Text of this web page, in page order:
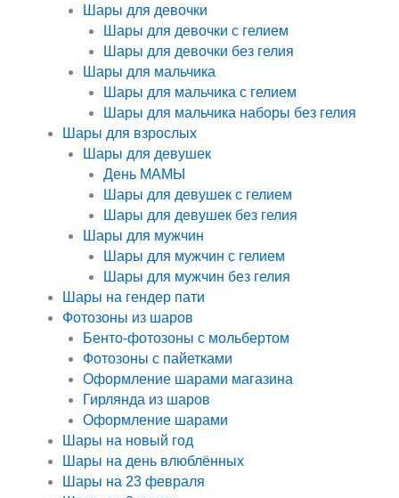
Шары для девочки
Шары для девочки с гелием
Шары для девочки без гелия
Шары для мальчика
Шары для мальчика с гелием
Шары для мальчика наборы без гелия
Шары для взрослых
Шары для девушек
День МАМЫ
Шары для девушек с гелием
Шары для девушек без гелия
Шары для мужчин
Шары для мужчин с гелием
Шары для мужчин без гелия
Шары на гендер пати
Фотозоны из шаров
Бенто-фотозоны с мольбертом
Фотозоны с пайетками
Оформление шарами магазина
Гирлянда из шаров
Оформление шарами
Шары на новый год
Шары на день влюблённых
Шары на 23 февраля